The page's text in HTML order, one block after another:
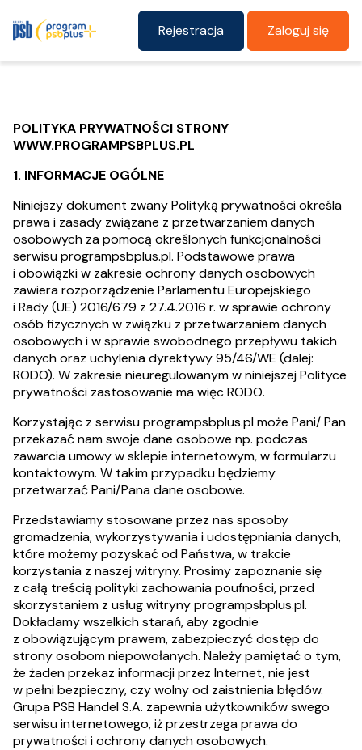
Rejestracja Zaloguj się
POLITYKA PRYWATNOŚCI STRONY
WWW.PROGRAMPSBPLUS.PL
1. INFORMACJE OGÓLNE
Niniejszy dokument zwany Polityką prywatności określa
prawa i zasady związane z przetwarzaniem danych
osobowych za pomocą określonych funkcjonalności
serwisu programpsbplus.pl. Podstawowe prawa
i obowiązki w zakresie ochrony danych osobowych
zawiera rozporządzenie Parlamentu Europejskiego
i Rady (UE) 2016/679 z 27.4.2016 r. w sprawie ochrony
osób fizycznych w związku z przetwarzaniem danych
osobowych i w sprawie swobodnego przepływu takich
danych oraz uchylenia dyrektywy 95/46/WE (dalej:
RODO). W zakresie nieuregulowanym w niniejszej Polityce
prywatności zastosowanie ma więc RODO.
Korzystając z serwisu programpsbplus.pl może Pani/ Pan
przekazać nam swoje dane osobowe np. podczas
zawarcia umowy w sklepie internetowym, w formularzu
kontaktowym. W takim przypadku będziemy
przetwarzać Pani/Pana dane osobowe.
Przedstawiamy stosowane przez nas sposoby
gromadzenia, wykorzystywania i udostępniania danych,
które możemy pozyskać od Państwa, w trakcie
korzystania z naszej witryny. Prosimy zapoznanie się
z całą treścią polityki zachowania poufności, przed
skorzystaniem z usług witryny programpsbplus.pl.
Dokładamy wszelkich starań, aby zgodnie
z obowiązującym prawem, zabezpieczyć dostęp do
strony osobom niepowołanych. Należy pamiętać o tym,
że żaden przekaz informacji przez Internet, nie jest
w pełni bezpieczny, czy wolny od zaistnienia błędów.
Grupa PSB Handel S.A. zapewnia użytkowników swego
serwisu internetowego, iż przestrzega prawa do
prywatności i ochrony danych osobowych.